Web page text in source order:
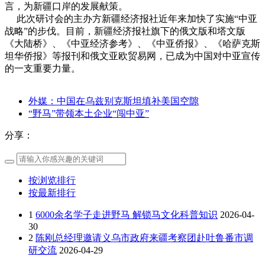
言，为新疆口岸的发展献策。
此次研讨会的主办方新疆经济报社近年来加快了实施“中亚
战略”的步伐。目前，新疆经济报社旗下的俄文版和塔文版
《大陆桥》、《中亚经济参考》、《中亚侨报》、《哈萨克斯
坦华侨报》等报刊和俄文亚欧贸易网，已成为中国对中亚宣传
的一支重要力量。
外媒：中国在乌兹别克斯坦填补美国空隙
“野马”带领本土企业“闯中亚”
分享：
按浏览排行
按最新排行
1 6000余名学子走进野马 解锁马文化科普知识 2026-04-
30
2 陈刚总经理邀请义乌市政府来疆考察团赴吐鲁番市调
研交流 2026-04-29